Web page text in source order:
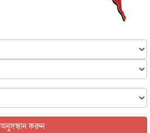
৬ আগস্ট, ২০২৬
নেওয়ার জন্য সবাই প্রতিযোগিতায় নেমেছে :
৬ আগস্ট, ২০২৬
৬ আগস্ট, ২০২৬
অনুসন্ধান করুন